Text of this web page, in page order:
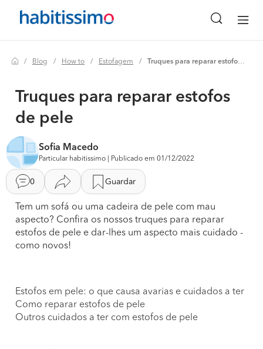
Blog How to Estofagem Truques para reparar estofos de pele
Truques para reparar estofos
de pele
Sofia Macedo
Particular habitissimo | Publicado em 01/12/2022
0 Guardar
Tem um sofá ou uma cadeira de pele com mau
aspecto? Confira os nossos truques para reparar
estofos de pele e dar-lhes um aspecto mais cuidado -
como novos!
Estofos em pele: o que causa avarias e cuidados a ter
Como reparar estofos de pele
Outros cuidados a ter com estofos de pele